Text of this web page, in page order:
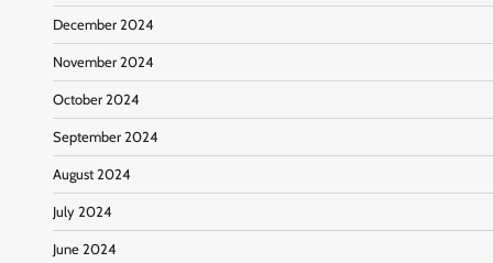
December 2024
November 2024
October 2024
September 2024
August 2024
July 2024
June 2024